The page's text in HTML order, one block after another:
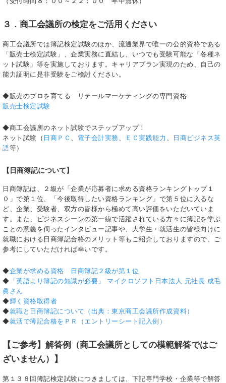
３．商工会議所の検定をご活用ください
商工会議所では簿記検定試験のほか、流通業界で唯一の公的資格である
「販売士検定試験」、企業実務に直結し、いつでも受験可能な「各種ネ
ット試験」等を実施しております。キャリアプラン実現のため、自己の
能力証明に是非受験をご検討ください。
◆販売のプロを育てる リテールマーケティングの専門資格
販売士検定試験
◆商工会議所のネット試験でステップアップ！
ネット試験（ 日商ＰＣ 電子会計実務 ＥＣ実践能力
日商ビジネス英
語等）
【日商簿記について】
日商簿記は、２級が「企業が応募者に求める資格ランキングトップ１
０」で第１位、「今後取得したい資格ランキング」で第５位に入るな
ど、企業、受験者、双方の皆様から極めて高い評価をいただいていま
す。また、ビジネスシーンの第一線で活躍されている方々に簿記を学ぶ
ことの意義を伺ったインタビュー記事や、大学生・就活生の皆様向けに
就職における日商簿記合格のメリット等もご紹介しておりますので、ご
参考にしていただければ幸いです。
◆企業が求める資格 日商簿記２級が第１位
◆ 「英語より簿記の知識が必要」 マイクロソフト日本法人 元社長 成毛
眞さん
◆輝く資格取得者
◆就職と日商簿記について（出典：東京商工会議所作成資料）
◆就活で簿記合格をＰＲ（エントリーシート記入例）
【ご参考】解答例（商工会議所としての模範解答ではご
ざいません）】
第１３８回簿記検定試験につきましては、下記専門学校・企業等で解答